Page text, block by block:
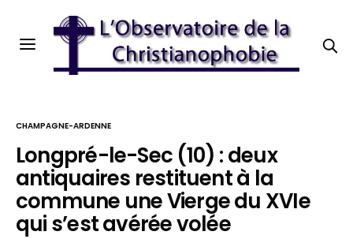
CHAMPAGNE-ARDENNE
Longpré-le-Sec (10) : deux
antiquaires restituent à la
commune une Vierge du XVIe
qui s’est avérée volée